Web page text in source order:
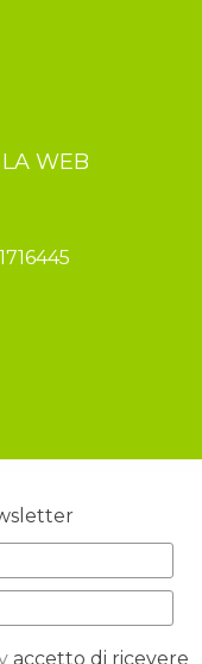
WEB
accetto di ricevere